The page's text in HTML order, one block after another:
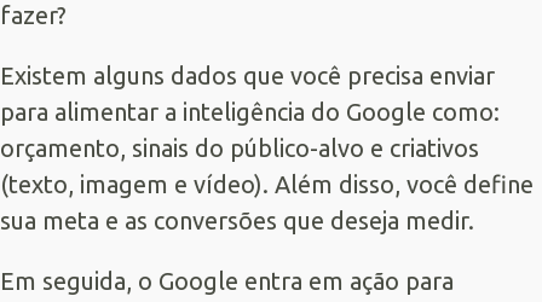
fazer?
Existem alguns dados que você precisa enviar
para alimentar a inteligência do Google como:
orçamento, sinais do público-alvo e criativos
(texto, imagem e vídeo). Além disso, você define
sua meta e as conversões que deseja medir.
Em seguida, o Google entra em ação para